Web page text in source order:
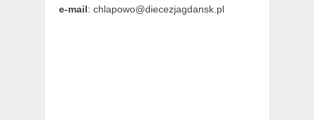
e-mail: chlapowo@diecezjagdansk.pl